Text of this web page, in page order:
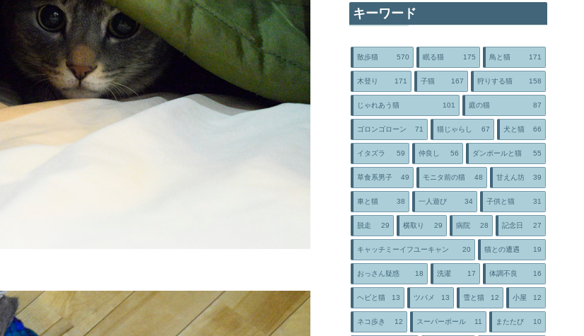
キーワード
散歩猫 570 眠る猫 175 鳥と猫 171
木登り 171 子猫 167 狩りする猫 158
じゃれあう猫 101 庭の猫 87
ゴロンゴローン 71 猫じゃらし 67 犬と猫 66
イタズラ 59 仲良し 56 ダンボールと猫 55
草食系男子 49 モニタ前の猫 48 甘えん坊 39
車と猫 38 一人遊び 34 子供と猫 31
脱走 29 横取り 29 病院 28 記念日 27
キャッチミーイフユーキャン 20 猫との遭遇 19
おっさん疑惑 18 洗濯 17 体調不良 16
ヘビと猫 13 ツバメ 13 雪と猫 12 小屋 12
ネコ歩き 12 スーパーボール 11 またたび 10